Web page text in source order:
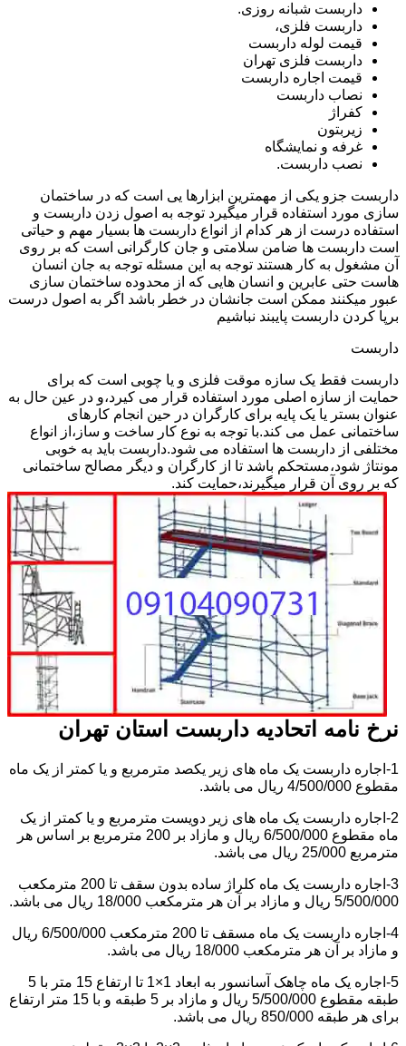
داربست شبانه روزی.
داربست فلزی،
قیمت لوله داربست
داربست فلزی تهران
قیمت اجاره داربست
نصاب داربست
کفراژ
زیربتون
غرفه و نمایشگاه
نصب داربست.
داربست جزو یکی از مهمترین ابزارها یی است که در ساختمان
سازی مورد استفاده قرار میگیرد توجه به اصول زدن داربست و
استفاده درست از هر کدام از انواع داربست ها بسیار مهم و حیاتی
است داربست ها ضامن سلامتی و جان کارگرانی است که بر روی
آن مشغول به کار هستند توجه به این مسئله توجه به جان انسان
هاست حتی عابرین و انسان هایی که از محدوده ساختمان سازی
عبور میکنند ممکن است جانشان در خطر باشد اگر به اصول درست
برپا کردن داربست پایبند نباشیم
داربست
داربست فقط یک سازه موقت فلزی و یا چوبی است که برای
حمایت از سازه اصلی مورد استفاده قرار می کیرد،و در عین حال به
عنوان بستر یا یک پایه برای کارگران در حین انجام کارهای
ساختمانی عمل می کند.با توجه به نوع کار ساخت و ساز،از انواع
مختلفی از داربست ها استفاده می شود.داربست باید به خوبی
مونتاژ شود،مستحکم باشد تا از کارگران و دیگر مصالح ساختمانی
که بر روی آن قرار میگیرند،حمایت کند.
نرخ نامه اتحادیه داربست استان تهران
1-اجاره داربست یک ماه های زیر یکصد مترمربع و یا کمتر از یک ماه
مقطوع 4/500/000 ریال می باشد.
2-اجاره داربست یک ماه های زیر دویست مترمربع و یا کمتر از یک
ماه مقطوع 6/500/000 ریال و مازاد بر 200 مترمربع بر اساس هر
مترمربع 25/000 ریال می باشد.
3-اجاره داربست یک ماه کلراژ ساده بدون سقف تا 200 مترمکعب
5/500/000 ریال و مازاد بر آن هر مترمکعب 18/000 ریال می باشد.
4-اجاره داربست یک ماه مسقف تا 200 مترمکعب 6/500/000 ریال
و مازاد بر آن هر مترمکعب 18/000 ریال می باشد.
5-اجاره یک ماه چاهک آسانسور به ابعاد 1×1 تا ارتفاع 15 متر با 5
طبقه مقطوع 5/500/000 ریال و مازاد بر 5 طبقه و با 15 متر ارتفاع
برای هر طبقه 850/000 ریال می باشد.